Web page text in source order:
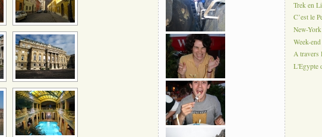
Trek en
C’est le
New-
Week-
A travers
L'Egypte